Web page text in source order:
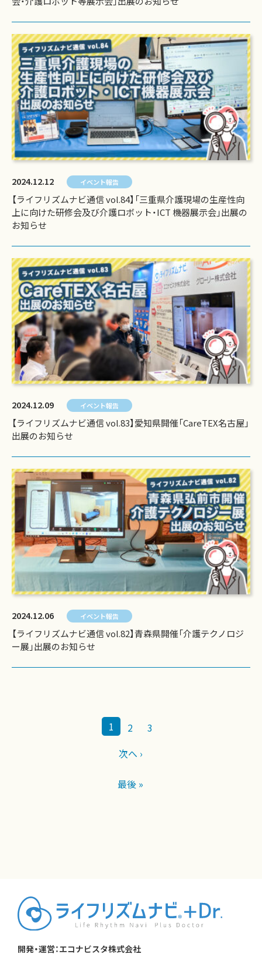
2024.12.12 イベント報告
【ライフリズムナビ通信 vol.84】「三重県介護現場の生産性向
上に向けた研修会及び介護ロボット・ICT 機器展示会」出展の
お知らせ
2024.12.09 イベント報告
【ライフリズムナビ通信 vol.83】愛知県開催「CareTEX名古屋」
出展のお知らせ
2024.12.06 イベント報告
【ライフリズムナビ通信 vol.82】青森県開催「介護テクノロジ
ー展」出展のお知らせ
1 2
3
次へ ›
最後 »
開発・運営：エコナビスタ株式会社